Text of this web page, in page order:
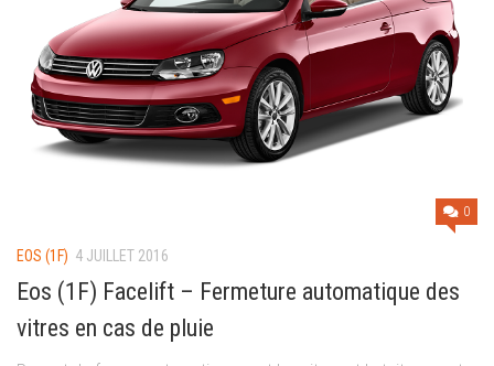
0
EOS (1F) 4 JUILLET 2016
Eos (1F) Facelift – Fermeture automatique des
vitres en cas de pluie